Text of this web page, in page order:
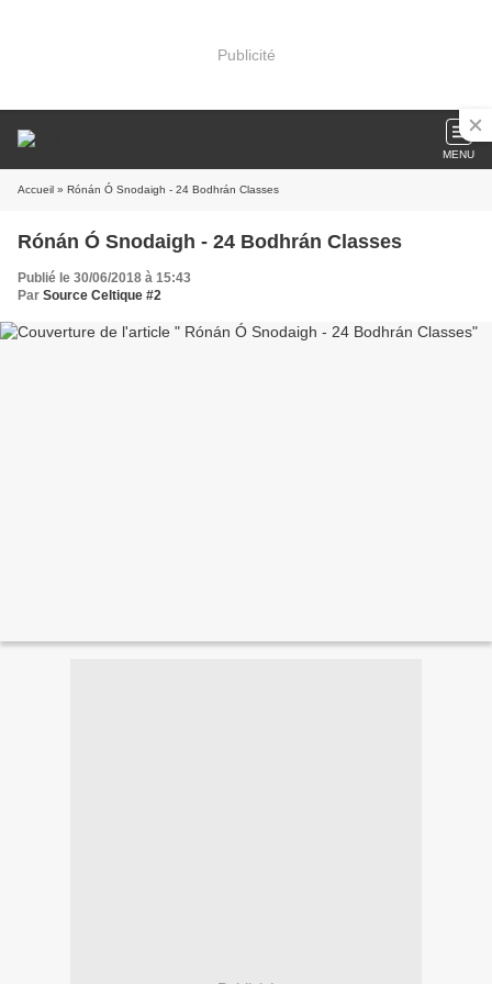
Publicité
MENU
Accueil » Rónán Ó Snodaigh - 24 Bodhrán Classes
Rónán Ó Snodaigh - 24 Bodhrán Classes
Publié le 30/06/2018 à 15:43
Par Source Celtique #2